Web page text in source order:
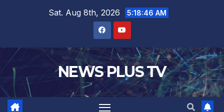
Sat. Aug 8th, 2026 5:18:47 AM
NEWS PLUS TV